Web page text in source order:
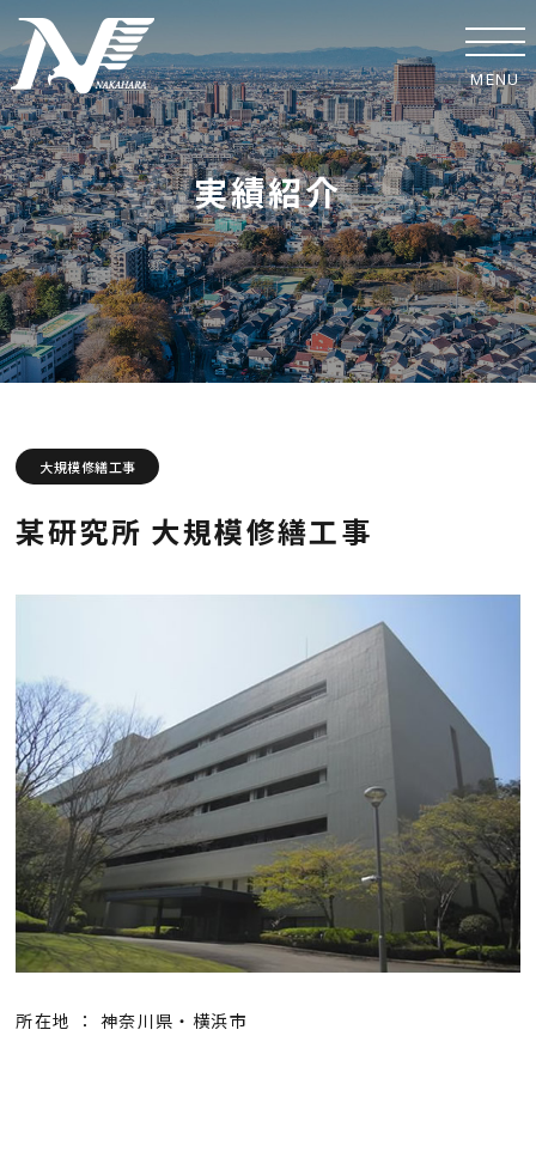
MENU
ホーム
事業紹介
実績紹介
中原工業の取り組み
安全への取り組み
協力業者の皆様へ
お知らせ
お問い合わせ
プライバシーポリシー
実績紹介
大規模修繕工事
某研究所 大規模修繕工事
所在地 ： 神奈川県・横浜市